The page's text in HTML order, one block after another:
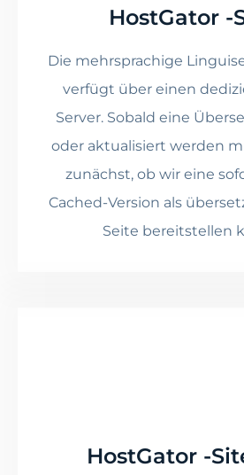
HostGator -
Die mehrsprachige
verfügt über einen
Server. Sobald eine
oder aktualisiert werden
zunächst, ob wir eine
Cached-Version als
Seite bereitstellen
HostGator -